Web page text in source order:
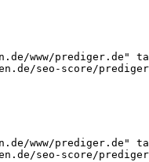
www/prediger.de"
seo-score/
www/prediger.de"
seo-score/